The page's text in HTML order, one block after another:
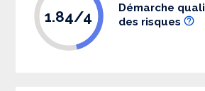
1.84/4
Démarche
des risques